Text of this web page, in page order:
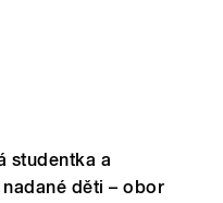
studentka a
děti – obor